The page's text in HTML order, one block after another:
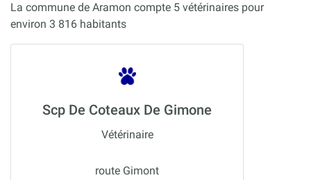
La commune de Aramon compte 5 vétérinaires pour
environ 3 816 habitants
Scp De Coteaux De Gimone
Vétérinaire
route Gimont